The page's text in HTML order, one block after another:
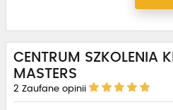
CENTRUM SZKOLENIA
MASTERS
2 Zaufane opinii